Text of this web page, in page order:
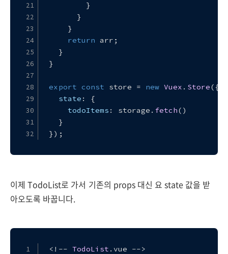
        }
      }
    }
return arr;
  }
}
export const store = new Vuex . Store({
state : {
todoItems : storage. fetch()
  }
});
이제 TodoList로 가서 기존의 props 대신 요 state 값을 받
아오도록 바꿉니다.
<!-- TodoList . vue -->